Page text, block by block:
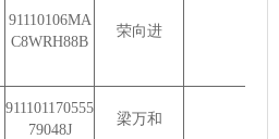
91110106MA
C8WRH88B
荣向进
911101170555
79048J
梁万和